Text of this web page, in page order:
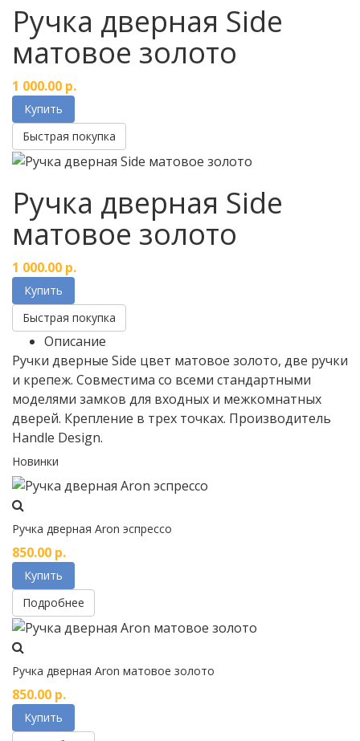
Ручка дверная Side
матовое золото
1 000.00 р.
Купить
Быстрая покупка
Ручка дверная Side
матовое золото
1 000.00 р.
Купить
Быстрая покупка
Описание
Ручки дверные Side цвет матовое золото, две ручки
и крепеж. Совместима со всеми стандартными
моделями замков для входных и межкомнатных
дверей. Крепление в трех точках. Производитель
Handle Design.
Новинки
Ручка дверная Aron эспрессо
850.00 р.
Купить
Подробнее
Ручка дверная Aron матовое золото
850.00 р.
Купить